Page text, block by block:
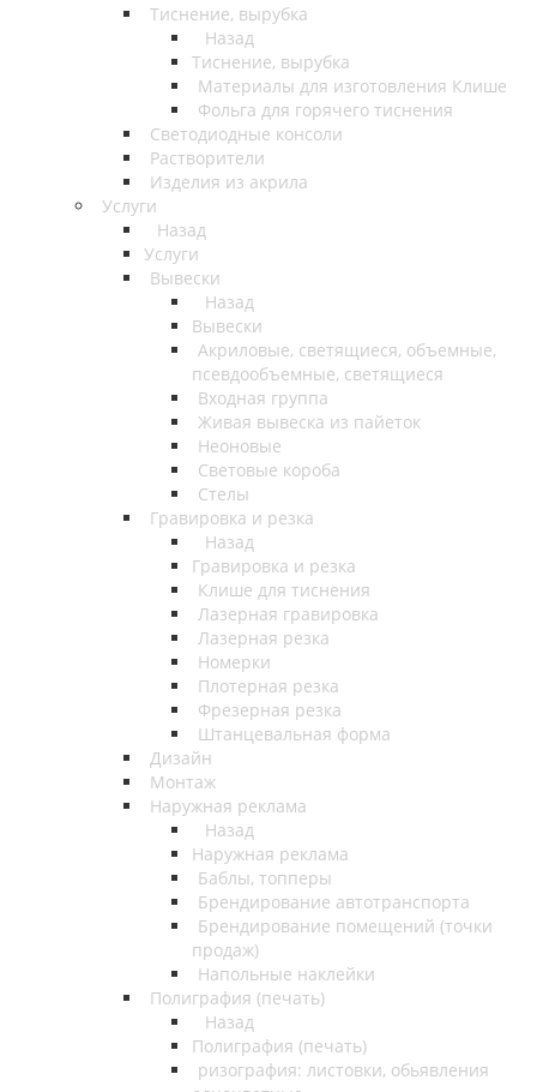
Тиснение, вырубка
Назад
Тиснение, вырубка
Материалы для изготовления Клише
Фольга для горячего тиснения
Светодиодные консоли
Растворители
Изделия из акрила
Услуги
Назад
Услуги
Вывески
Назад
Вывески
Акриловые, светящиеся, объемные,
псевдообъемные, светящиеся
Входная группа
Живая вывеска из пайеток
Неоновые
Световые короба
Стелы
Гравировка и резка
Назад
Гравировка и резка
Клише для тиснения
Лазерная гравировка
Лазерная резка
Номерки
Плотерная резка
Фрезерная резка
Штанцевальная форма
Дизайн
Монтаж
Наружная реклама
Назад
Наружная реклама
Баблы, топперы
Брендирование автотранспорта
Брендирование помещений (точки
продаж)
Напольные наклейки
Полиграфия (печать)
Назад
Полиграфия (печать)
ризография: листовки, обьявления